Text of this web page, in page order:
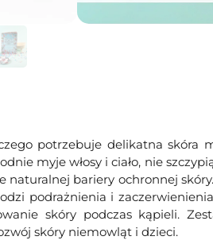
potrzebuje delikatna skóra
myje włosy i ciało, nie
naturalnej bariery ochronnej
podrażnienia i
skóry podczas kąpieli.
skóry niemowląt i dzieci.